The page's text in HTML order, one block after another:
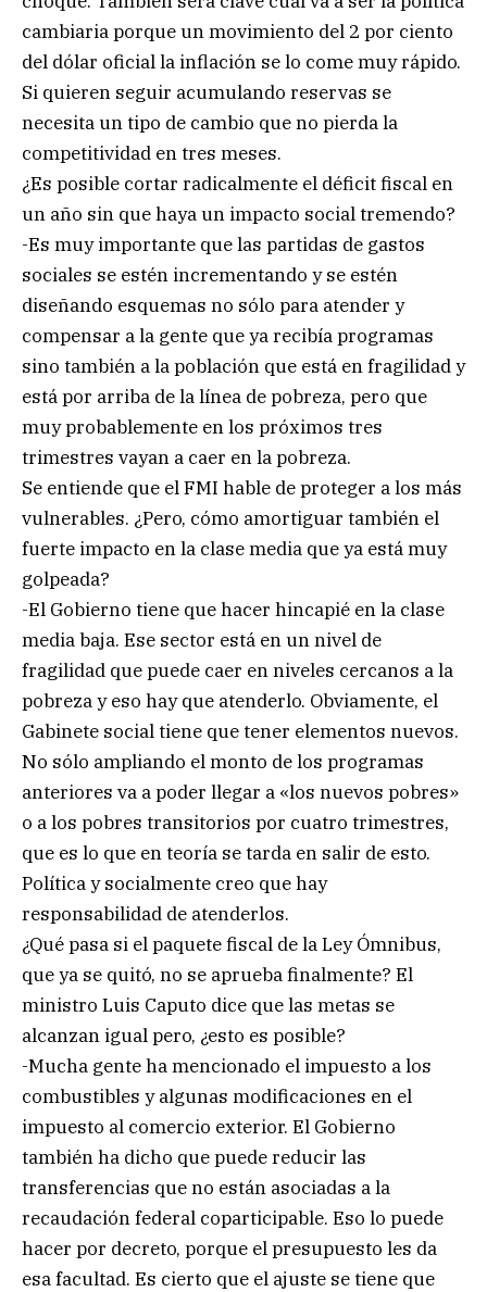
cambiaria porque un movimiento del 2 por ciento
del dólar oficial la inflación se lo come muy rápido.
Si quieren seguir acumulando reservas se
necesita un tipo de cambio que no pierda la
competitividad en tres meses.
¿Es posible cortar radicalmente el déficit fiscal en
un año sin que haya un impacto social tremendo?
-Es muy importante que las partidas de gastos
sociales se estén incrementando y se estén
diseñando esquemas no sólo para atender y
compensar a la gente que ya recibía programas
sino también a la población que está en fragilidad y
está por arriba de la línea de pobreza, pero que
muy probablemente en los próximos tres
trimestres vayan a caer en la pobreza.
Se entiende que el FMI hable de proteger a los más
vulnerables. ¿Pero, cómo amortiguar también el
fuerte impacto en la clase media que ya está muy
golpeada?
-El Gobierno tiene que hacer hincapié en la clase
media baja. Ese sector está en un nivel de
fragilidad que puede caer en niveles cercanos a la
pobreza y eso hay que atenderlo. Obviamente, el
Gabinete social tiene que tener elementos nuevos.
No sólo ampliando el monto de los programas
anteriores va a poder llegar a «los nuevos pobres»
o a los pobres transitorios por cuatro trimestres,
que es lo que en teoría se tarda en salir de esto.
Política y socialmente creo que hay
responsabilidad de atenderlos.
¿Qué pasa si el paquete fiscal de la Ley Ómnibus,
que ya se quitó, no se aprueba finalmente? El
ministro Luis Caputo dice que las metas se
alcanzan igual pero, ¿esto es posible?
-Mucha gente ha mencionado el impuesto a los
combustibles y algunas modificaciones en el
impuesto al comercio exterior. El Gobierno
también ha dicho que puede reducir las
transferencias que no están asociadas a la
recaudación federal coparticipable. Eso lo puede
hacer por decreto, porque el presupuesto les da
esa facultad. Es cierto que el ajuste se tiene que